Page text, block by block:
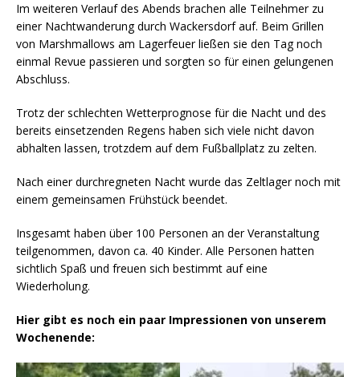
Im weiteren Verlauf des Abends brachen alle Teilnehmer zu
einer Nachtwanderung durch Wackersdorf auf. Beim Grillen
von Marshmallows am Lagerfeuer ließen sie den Tag noch
einmal Revue passieren und sorgten so für einen gelungenen
Abschluss.
Trotz der schlechten Wetterprognose für die Nacht und des
bereits einsetzenden Regens haben sich viele nicht davon
abhalten lassen, trotzdem auf dem Fußballplatz zu zelten.
Nach einer durchregneten Nacht wurde das Zeltlager noch mit
einem gemeinsamen Frühstück beendet.
Insgesamt haben über 100 Personen an der Veranstaltung
teilgenommen, davon ca. 40 Kinder. Alle Personen hatten
sichtlich Spaß und freuen sich bestimmt auf eine
Wiederholung.
Hier gibt es noch ein paar Impressionen von unserem
Wochenende: